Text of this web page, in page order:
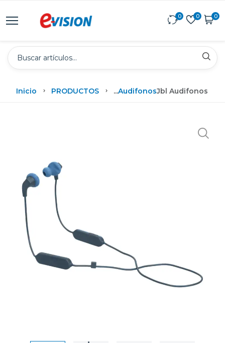
0 0 0
Inicio PRODUCTOS ...AudifonosJbl Audifonos